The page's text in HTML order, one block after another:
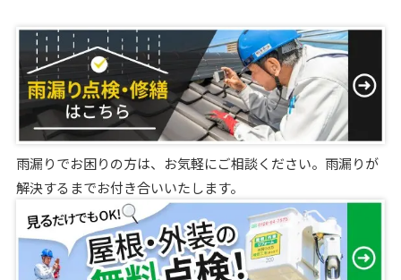
雨漏りでお困りの方は、お気軽にご相談ください。雨漏りが
解決するまでお付き合いいたします。